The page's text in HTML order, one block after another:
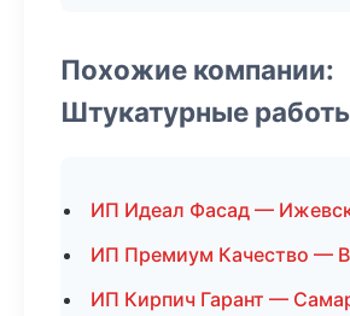
Похожие компании:
Штукатурные
ИП Идеал Фасад —
ИП Премиум Качество —
ИП Кирпич Гарант —